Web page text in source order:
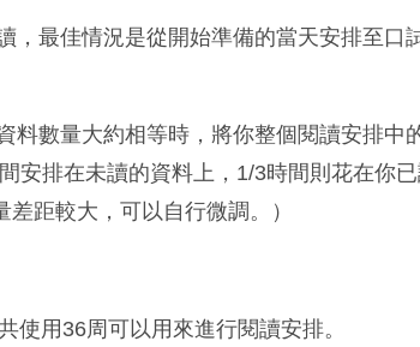
最佳情況是從開始準備的當天安排至口
數量大約相等時，將你整個閱讀安排中
安排在未讀的資料上，1/3時間則花在你
距較大，可以自行微調。）
用36周可以用來進行閱讀安排。